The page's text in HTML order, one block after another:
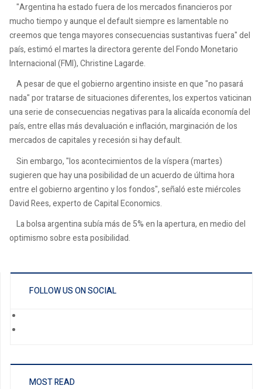
"Argentina ha estado fuera de los mercados financieros por
mucho tiempo y aunque el default siempre es lamentable no
creemos que tenga mayores consecuencias sustantivas fuera" del
país, estimó el martes la directora gerente del Fondo Monetario
Internacional (FMI), Christine Lagarde.
A pesar de que el gobierno argentino insiste en que "no pasará
nada" por tratarse de situaciones diferentes, los expertos vaticinan
una serie de consecuencias negativas para la alicaída economía del
país, entre ellas más devaluación e inflación, marginación de los
mercados de capitales y recesión si hay default.
Sin embargo, "los acontecimientos de la víspera (martes)
sugieren que hay una posibilidad de un acuerdo de última hora
entre el gobierno argentino y los fondos", señaló este miércoles
David Rees, experto de Capital Economics.
La bolsa argentina subía más de 5% en la apertura, en medio del
optimismo sobre esta posibilidad.
FOLLOW US ON SOCIAL
MOST READ